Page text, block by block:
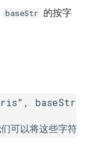
baseStr 的按字